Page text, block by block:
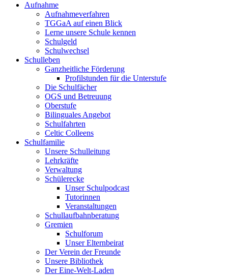
Aufnahme
Aufnahmeverfahren
TGGaA auf einen Blick
Lerne unsere Schule kennen
Schulgeld
Schulwechsel
Schulleben
Ganzheitliche Förderung
Profilstunden für die Unterstufe
Die Schulfächer
OGS und Betreuung
Oberstufe
Bilinguales Angebot
Schulfahrten
Celtic Colleens
Schulfamilie
Unsere Schulleitung
Lehrkräfte
Verwaltung
Schülerecke
Unser Schulpodcast
Tutorinnen
Veranstaltungen
Schullaufbahnberatung
Gremien
Schulforum
Unser Elternbeirat
Der Verein der Freunde
Unsere Bibliothek
Der Eine-Welt-Laden